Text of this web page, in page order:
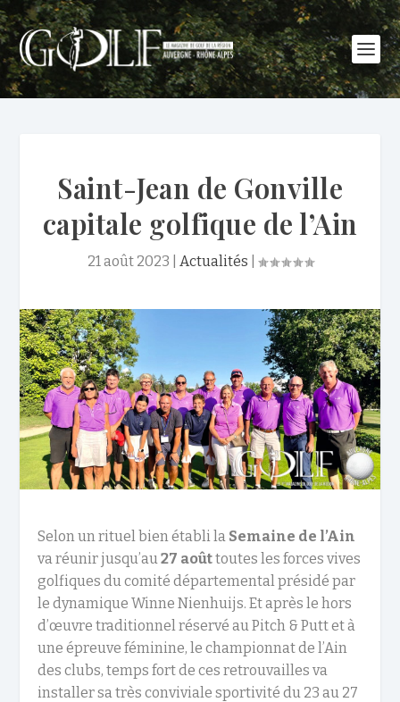
Saint-Jean de Gonville
capitale golfique de l’Ain
21 août 2023 Actualités
Selon un rituel bien établi la Semaine de l’Ain
va réunir jusqu’au27 aoûttoutes les forces vives
golfiques du comité départemental présidé par
le dynamique Winne Nienhuijs. Et après le hors
d’œuvre traditionnel réservé au Pitch & Putt et à
une épreuve féminine, le championnat de l’Ain
des clubs, temps fort de ces retrouvailles va
installer sa très conviviale sportivité du 23 au 27